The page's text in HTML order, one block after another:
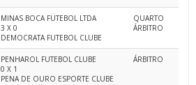
MINAS BOCA FUTEBOL LTDA
3 X 0
DEMOCRATA FUTEBOL CLUBE
QUARTO
ÁRBITRO
PENHAROL FUTEBOL CLUBE
0 X 1
PENA DE OURO ESPORTE CLUBE
ÁRBITRO